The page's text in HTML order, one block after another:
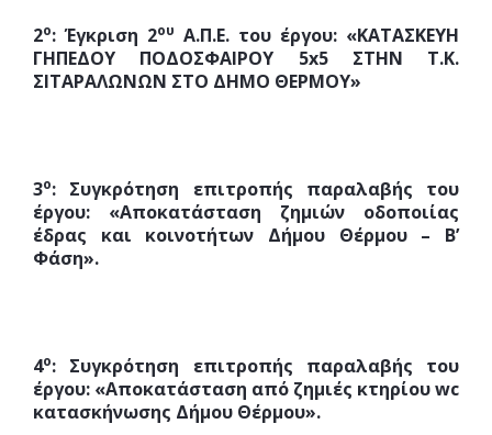
2ο: Έγκριση 2ου Α.Π.Ε. του έργου: «ΚΑΤΑΣΚΕΥΗ
ΓΗΠΕΔΟΥ ΠΟΔΟΣΦΑΙΡΟΥ 5x5 ΣΤΗΝ Τ.Κ.
ΣΙΤΑΡΑΛΩΝΩΝ ΣΤΟ ΔΗΜΟ ΘΕΡΜΟΥ»
3ο: Συγκρότηση επιτροπής παραλαβής του
έργου: «Αποκατάσταση ζημιών οδοποιίας
έδρας και κοινοτήτων Δήμου Θέρμου – Β’
Φάση».
4ο: Συγκρότηση επιτροπής παραλαβής του
έργου: «Αποκατάσταση από ζημιές κτηρίουwc
κατασκήνωσης Δήμου Θέρμου».